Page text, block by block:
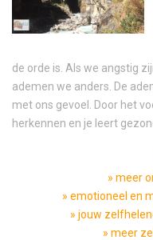
de orde is. Als we angstig
ademen we anders. De
met ons gevoel. Door het
herkennen en je leert
» meer
» emotioneel en
» jouw
» meer